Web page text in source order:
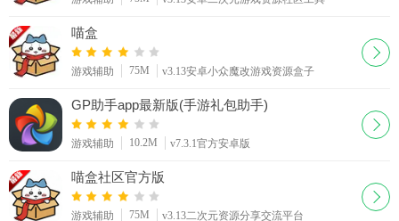
喵盒
游戏辅助 75M v3.13安卓小众魔改游戏资源盒子
GP助手app最新版(手游礼包助手)
游戏辅助 10.2M v7.3.1官方安卓版
喵盒社区官方版
游戏辅助 75M v3.13二次元资源分享交流平台